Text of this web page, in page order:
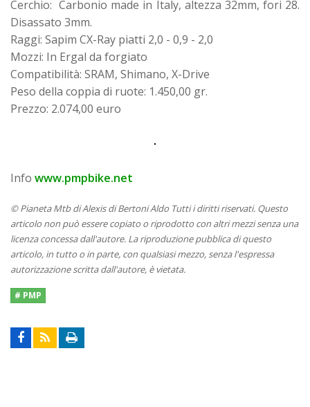
Cerchio: Carbonio made in Italy, altezza 32mm, fori 28.
Disassato 3mm.
Raggi: Sapim CX-Ray piatti 2,0 - 0,9 - 2,0
Mozzi: In Ergal da forgiato
Compatibilità: SRAM, Shimano, X-Drive
Peso della coppia di ruote: 1.450,00 gr.
Prezzo: 2.074,00 euro
Info www.pmpbike.net
© Pianeta Mtb di Alexis di Bertoni Aldo Tutti i diritti riservati. Questo
articolo non può essere copiato o riprodotto con altri mezzi senza una
licenza concessa dall'autore. La riproduzione pubblica di questo
articolo, in tutto o in parte, con qualsiasi mezzo, senza l'espressa
autorizzazione scritta dall'autore, è vietata.
# PMP